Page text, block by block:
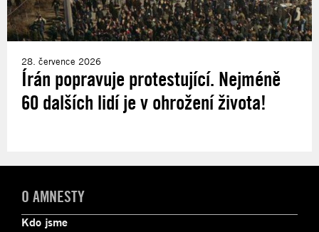
28. července 2026
Írán popravuje protestující. Nejméně
60 dalších lidí je v ohrožení života!
O AMNESTY
Kdo jsme